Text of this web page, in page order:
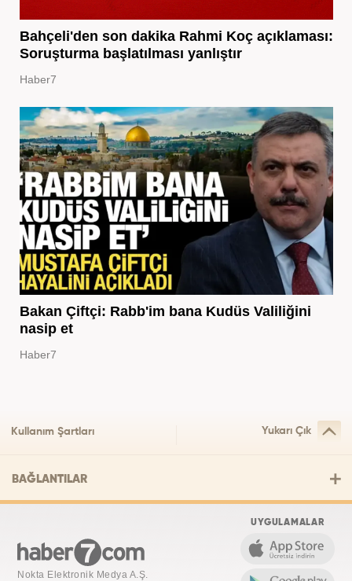
Bahçeli'den son dakika Rahmi Koç açıklaması:
Soruşturma başlatılması yanlıştır
Haber7
Bakan Çiftçi: Rabb'im bana Kudüs Valiliğini
nasip et
Haber7
Kullanım Şartları Yukarı Çık
BAĞLANTILAR
Nokta Elektronik Medya A.Ş.
UYGULAMALAR